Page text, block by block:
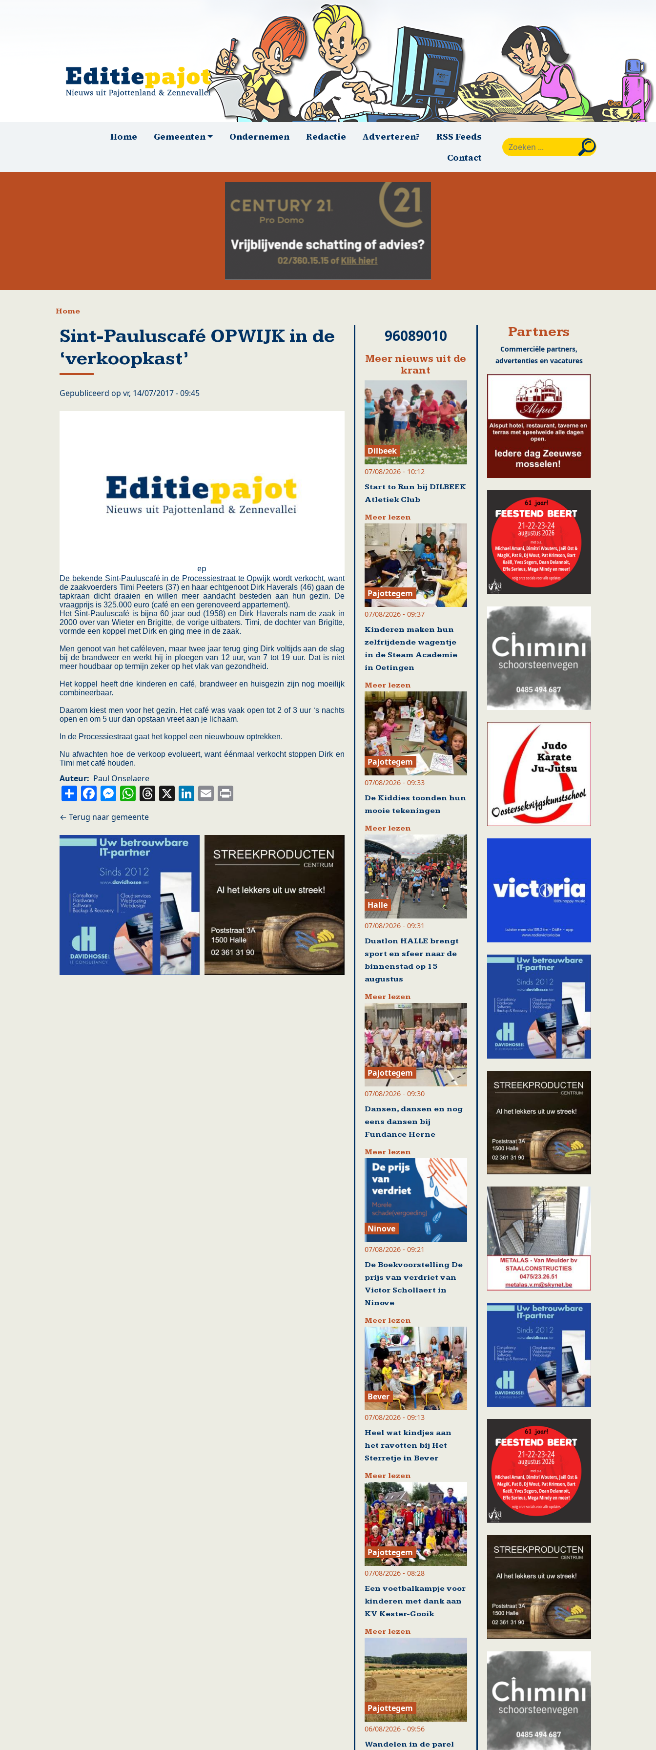
HoofdnavigatieHome Gemeenten Ondernemen Redactie Adverteren?
RSS Feeds
Contact
Kruimelpad
Home
Sint-Pauluscafé OPWIJK in de
‘verkoopkast’
Gepubliceerd op vr, 14/07/2017 - 09:45
ep
De bekende Sint-Pauluscafé in de Processiestraat te Opwijk wordt verkocht, want
de zaakvoerders Timi Peeters (37) en haar echtgenoot Dirk Haverals (46) gaan de
tapkraan dicht draaien en willen meer aandacht besteden aan hun gezin. De
vraagprijs is 325.000 euro (café en een gerenoveerd appartement).
Het Sint-Pauluscafé is bijna 60 jaar oud (1958) en Dirk Haverals nam de zaak in
2000 over van Wieter en Brigitte, de vorige uitbaters. Timi, de dochter van Brigitte,
vormde een koppel met Dirk en ging mee in de zaak.
Men genoot van het caféleven, maar twee jaar terug ging Dirk voltijds aan de slag
bij de brandweer en werkt hij in ploegen van 12 uur, van 7 tot 19 uur. Dat is niet
meer houdbaar op termijn zeker op het vlak van gezondheid.
Het koppel heeft drie kinderen en café, brandweer en huisgezin zijn nog moeilijk
combineerbaar.
Daarom kiest men voor het gezin. Het café was vaak open tot 2 of 3 uur ‘s nachts
open en om 5 uur dan opstaan vreet aan je lichaam.
In de Processiestraat gaat het koppel een nieuwbouw optrekken.
Nu afwachten hoe de verkoop evolueert, want éénmaal verkocht stoppen Dirk en
Timi met café houden.
Auteur Paul Onselaere
ShareFacebook
Messenger
WhatsApp
Threads
X LinkedIn
Email
96089010
Meer nieuws uit de
krant
Dilbeek
07/08/2026 - 10:12
Start to Run bij DILBEEK
Atletiek Club
Meer lezen
Pajottegem
07/08/2026 - 09:37
Kinderen maken hun
zelfrijdende wagentje
in de Steam Academie
in Oetingen
Meer lezen
Pajottegem
07/08/2026 - 09:33
De Kiddies toonden hun
mooie tekeningen
Meer lezen
Halle
07/08/2026 - 09:31
Duatlon HALLE brengt
sport en sfeer naar de
binnenstad op 15
augustus
Meer lezen
Pajottegem
07/08/2026 - 09:30
Dansen, dansen en nog
eens dansen bij
Fundance Herne
Meer lezen
Ninove
07/08/2026 - 09:21
De Boekvoorstelling De
prijs van verdriet van
Victor Schollaert in
Ninove
Meer lezen
Bever
07/08/2026 - 09:13
Heel wat kindjes aan
het ravotten bij Het
Sterretje in Bever
Meer lezen
Pajottegem
07/08/2026 - 08:28
Een voetbalkampje voor
kinderen met dank aan
KV Kester-Gooik
Meer lezen
Pajottegem
06/08/2026 - 09:56
Wandelen in de parel
Partners
Commerciële partners,
advertenties en vacatures